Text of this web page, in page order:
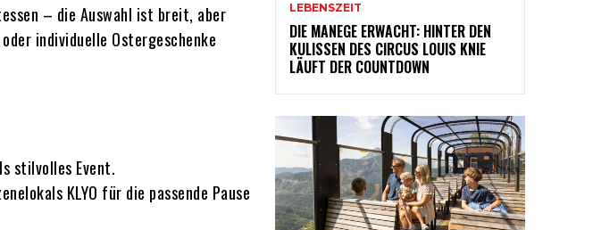
– die Auswahl ist breit, aber
individuelle Ostergeschenke
stilvolles Event.
KLYO für die passende Pause
LEBENSZEIT
DIE MANEGE ERWACHT: HINTER DEN
KULISSEN DES CIRCUS LOUIS KNIE
LÄUFT DER COUNTDOWN